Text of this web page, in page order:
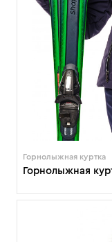
Горнолыжная куртка
Горнолыжная